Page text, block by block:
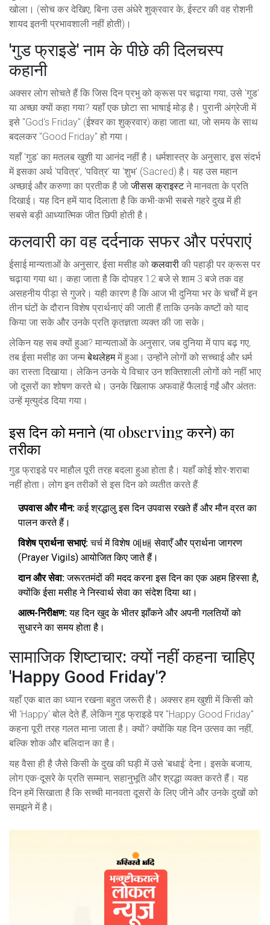
खोला। (सोच कर देखिए, बिना उस अंधेरे शुक्रवार के, ईस्टर की वह रोशनी
शायद इतनी प्रभावशाली नहीं होती)।
'गुड फ्राइडे' नाम के पीछे की दिलचस्प
कहानी
अक्सर लोग सोचते हैं कि जिस दिन प्रभु को क्रूस पर चढ़ाया गया, उसे 'गुड'
या अच्छा क्यों कहा गया? यहाँ एक छोटा सा भाषाई मोड़ है। पुरानी अंग्रेजी में
इसे "God's Friday" (ईश्वर का शुक्रवार) कहा जाता था, जो समय के साथ
बदलकर "Good Friday" हो गया।
यहाँ 'गुड' का मतलब खुशी या आनंद नहीं है। धर्मशास्त्र के अनुसार, इस संदर्भ
में इसका अर्थ 'पवित्र', 'पवित्र' या 'शुभ' (Sacred) है। यह उस महान
अच्छाई और करुणा का प्रतीक है जोजीसस क्राइस्टने मानवता के प्रति
दिखाई। यह दिन हमें याद दिलाता है कि कभी-कभी सबसे गहरे दुख में ही
सबसे बड़ी आध्यात्मिक जीत छिपी होती है।
कलवारी का वह दर्दनाक सफर और परंपराएं
ईसाई मान्यताओं के अनुसार, ईसा मसीह कोकलवारी की पहाड़ी पर क्रूस पर
चढ़ाया गया था। कहा जाता है कि दोपहर 12 बजे से शाम 3 बजे तक वह
असहनीय पीड़ा से गुजरे। यही कारण है कि आज भी दुनिया भर के चर्चों में इन
तीन घंटों के दौरान विशेष प्रार्थनाएं की जाती हैं ताकि उनके कष्टों को याद
किया जा सके और उनके प्रति कृतज्ञता व्यक्त की जा सके।
लेकिन यह सब क्यों हुआ? मान्यताओं के अनुसार, जब दुनिया में पाप बढ़ गए,
तब ईसा मसीह का जन्मबेथलेहममें हुआ। उन्होंने लोगों को सच्चाई और धर्म
का रास्ता दिखाया। लेकिन उनके ये विचार उन शक्तिशाली लोगों को नहीं भाए
जो दूसरों का शोषण करते थे। उनके खिलाफ अफवाहें फैलाई गईं और अंततः
उन्हें मृत्युदंड दिया गया।
इस दिन को मनाने (या observing करने) का
तरीका
गुड फ्राइडे पर माहौल पूरी तरह बदला हुआ होता है। यहाँ कोई शोर-शराबा
नहीं होता। लोग इन तरीकों से इस दिन को व्यतीत करते हैं:
उपवास और मौन:कई श्रद्धालु इस दिन उपवास रखते हैं और मौन व्रत का
पालन करते हैं।
विशेष प्रार्थना सभाएं: चर्चमें विशेष 예배 सेवाएँ और प्रार्थना जागरण
(Prayer Vigils) आयोजित किए जाते हैं।
दान और सेवा:जरूरतमंदों की मदद करना इस दिन का एक अहम हिस्सा है,
क्योंकि ईसा मसीह ने निस्वार्थ सेवा का संदेश दिया था।
आत्म-निरीक्षण:यह दिन खुद के भीतर झाँकने और अपनी गलतियों को
सुधारने का समय होता है।
सामाजिक शिष्टाचार: क्यों नहीं कहना चाहिए
'Happy Good Friday'?
यहाँ एक बात का ध्यान रखना बहुत जरूरी है। अक्सर हम खुशी में किसी को
भी 'Happy' बोल देते हैं, लेकिन गुड फ्राइडे पर "Happy Good Friday"
कहना पूरी तरह गलत माना जाता है। क्यों? क्योंकि यह दिन उत्सव का नहीं,
बल्कि शोक और बलिदान का है।
यह वैसा ही है जैसे किसी के दुख की घड़ी में उसे 'बधाई' देना। इसके बजाय,
लोग एक-दूसरे के प्रति सम्मान, सहानुभूति और श्रद्धा व्यक्त करते हैं। यह
दिन हमें सिखाता है कि सच्ची मानवता दूसरों के लिए जीने और उनके दुखों को
समझने में है।